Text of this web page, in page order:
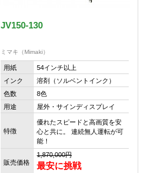
JV150-130
ミマキ（Mimaki）
用紙
54インチ以上
インク
溶剤（ソルベントインク）
色数
8色
用途
屋外・サインディスプレイ
特徴
優れたスピードと高画質を安
心と共に。 連続無人運転が可
能！
販売価格
1,870,000円
最安に挑戦